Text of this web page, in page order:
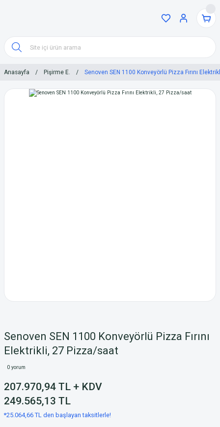
Anasayfa Pişirme E. Senoven SEN 1100 Konveyörlü Pizza Fırını
Senoven SEN 1100 Konveyörlü Pizza Fırını
Elektrikli, 27 Pizza/saat
0 yorum
207.970,94 TL + KDV
249.565,13 TL
*25.064,66 TL den başlayan taksitlerle!